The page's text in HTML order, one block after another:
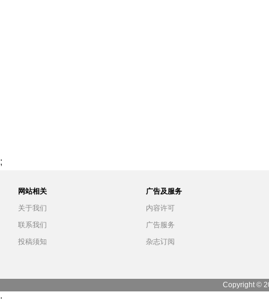
;
网站相关
关于我们
联系我们
投稿须知
广告及服务
内容许可
广告服务
杂志订阅
Copyright ©